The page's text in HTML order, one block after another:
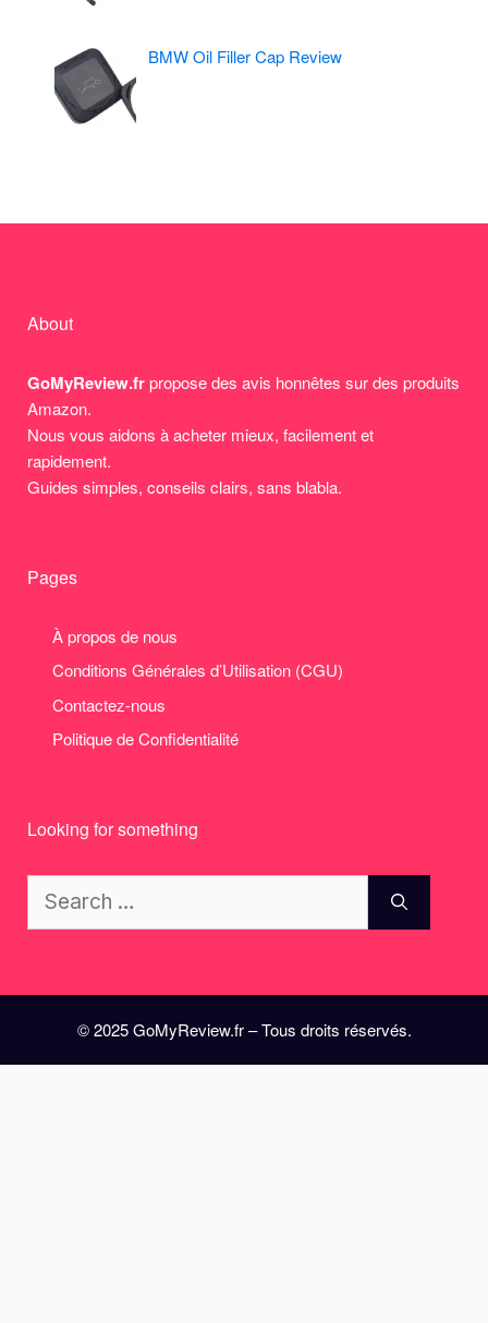
BMW Oil Filler Cap Review
About
GoMyReview.frpropose des avis honnêtes sur des produits
Amazon.
Nous vous aidons à acheter mieux, facilement et
rapidement.
Guides simples, conseils clairs, sans blabla.
Pages
À propos de nous
Conditions Générales d’Utilisation (CGU)
Contactez-nous
Politique de Confidentialité
Looking for something
for:
© 2025 GoMyReview.fr – Tous droits réservés.